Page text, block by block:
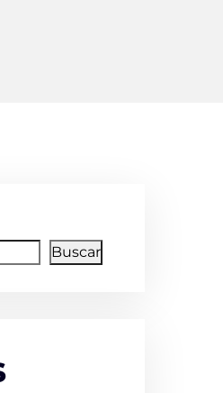
Buscar